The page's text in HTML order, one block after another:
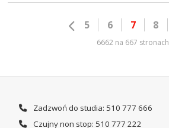
5 6 7 8
6662 na 667 stronach
Zadzwoń do studia: 510 777 666
Czujny non stop: 510 777 222